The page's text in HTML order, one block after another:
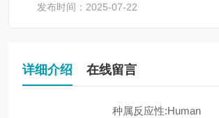
发布时间：2025-07-22
详细介绍 在线留言
种属反应性:Human